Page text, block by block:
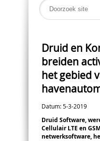
Druid en
breiden
het gebied
Datum: 5-3-2019
Druid Software,
Cellulair LTE en
netwerksoftware,